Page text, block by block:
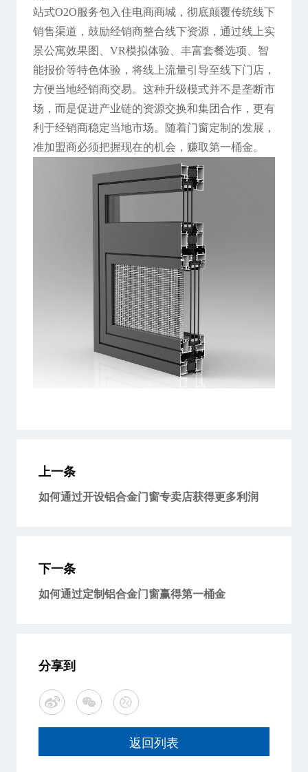
站式O2O服务包入住电商商城，彻底颠覆传统线下
销售渠道，鼓励经销商整合线下资源，通过线上实
景公寓效果图、VR模拟体验、丰富套餐选项、智
能报价等特色体验，将线上流量引导至线下门店，
方便当地经销商交易。这种升级模式并不是垄断市
场，而是促进产业链的资源交换和集团合作，更有
利于经销商稳定当地市场。随着门窗定制的发展，
准加盟商必须把握现在的机会，赚取第一桶金。
上一条
如何通过开设铝合金门窗专卖店获得更多利润
下一条
如何通过定制铝合金门窗赢得第一桶金
分享到
返回列表